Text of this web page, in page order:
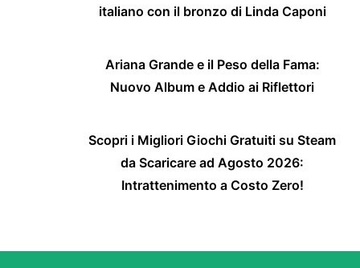
italiano con il bronzo di Linda Caponi
Ariana Grande e il Peso della Fama:
Nuovo Album e Addio ai Riflettori
Scopri i Migliori Giochi Gratuiti su Steam
da Scaricare ad Agosto 2026:
Intrattenimento a Costo Zero!